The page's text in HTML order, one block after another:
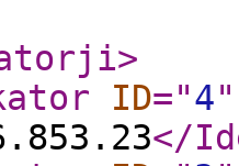
>
ID="4"
</